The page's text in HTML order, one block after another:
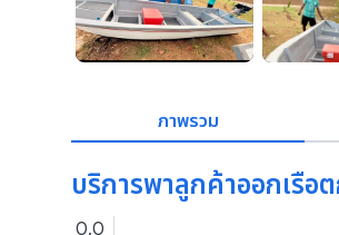
ภาพรวม
บริการพาลูกค้าออกเรือ
0.0